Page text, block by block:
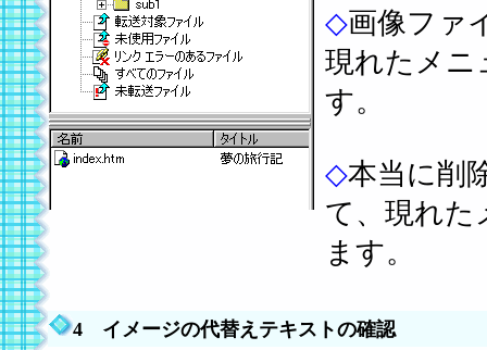
◇画像ファ
現れたメニ
す。
◇本当に削
て、現れた
ます。
4 イメージの代替えテキストの確認